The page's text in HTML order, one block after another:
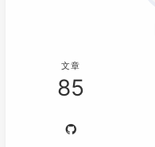
文章
85